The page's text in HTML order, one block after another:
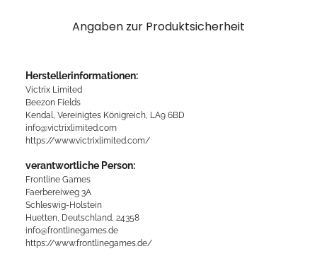
Angaben zur Produktsicherheit
Herstellerinformationen:
Victrix Limited
Beezon Fields
Kendal, Vereinigtes Königreich, LA9 6BD
info@victrixlimited.com
https://www.victrixlimited.com/
verantwortliche Person:
Frontline Games
Faerbereiweg 3A
Schleswig-Holstein
Huetten, Deutschland, 24358
info@frontlinegames.de
https://www.frontlinegames.de/